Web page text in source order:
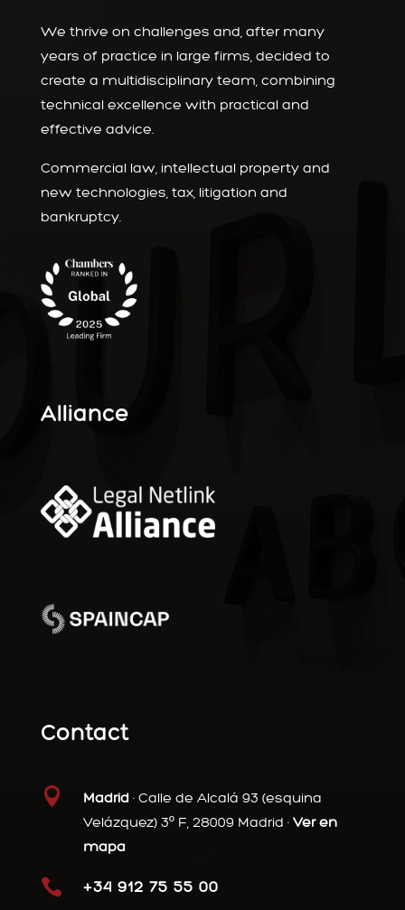
We thrive on challenges and, after many
years of practice in large firms, decided to
create a multidisciplinary team, combining
technical excellence with practical and
effective advice.
Commercial law, intellectual property and
new technologies, tax, litigation and
bankruptcy.
Alliance
Contact
 Madrid· Calle de Alcalá 93 (esquina
Velázquez) 3º F, 28009 Madrid · Ver en
mapa
 +34 912 75 55 00